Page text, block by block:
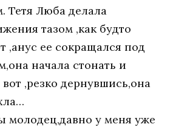
Тетя Люба делала
тазом ,как будто
,анус ее сокращался под
начала стонать и
,резко дернувшись,она
молодец,давно у меня уже